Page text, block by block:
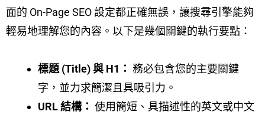
面的 On-Page SEO 設定都正確無誤，讓搜尋引擎能夠
輕易地理解您的內容。以下是幾個關鍵的執行要點：
標題 (Title) 與 H1： 務必包含您的主要關鍵
字，並力求簡潔且具吸引力。
URL 結構： 使用簡短、具描述性的英文或中文